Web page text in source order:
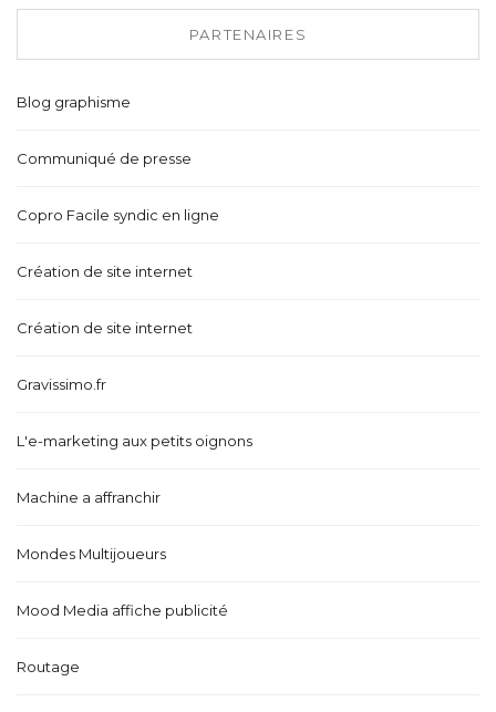
PARTENAIRES
Blog graphisme
Communiqué de presse
Copro Facile syndic en ligne
Création de site internet
Création de site internet
Gravissimo.fr
L'e-marketing aux petits oignons
Machine a affranchir
Mondes Multijoueurs
Mood Media affiche publicité
Routage